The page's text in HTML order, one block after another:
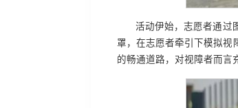
活动伊始，志愿者通过
罩，在志愿者牵引下模拟视
的畅通道路，对视障者而言